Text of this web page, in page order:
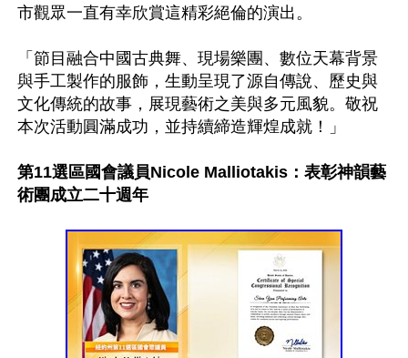
市觀眾一直有幸欣賞這精彩絕倫的演出。
「節目融合中國古典舞、現場樂團、數位天幕背景
與手工製作的服飾，生動呈現了源自傳說、歷史與
文化傳統的故事，展現藝術之美與多元風貌。敬祝
本次活動圓滿成功，並持續締造輝煌成就！」
第11選區國會議員Nicole Malliotakis：表彰神韻藝
術團成立二十週年